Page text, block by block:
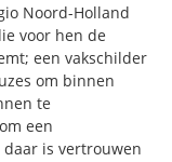
Noord-Holland
voor hen de
een vakschilder
om binnen
te
een
is vertrouwen